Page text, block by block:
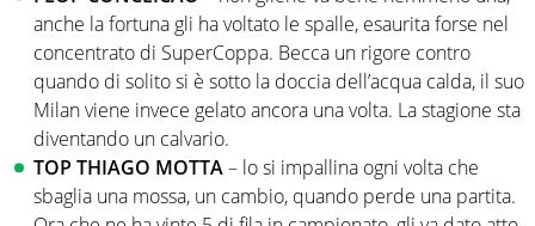
anche la fortuna gli ha voltato le spalle, esaurita forse nel
concentrato di SuperCoppa. Becca un rigore contro
quando di solito si è sotto la doccia dell’acqua calda, il suo
Milan viene invece gelato ancora una volta. La stagione sta
diventando un calvario.
TOP THIAGO MOTTA– lo si impallina ogni volta che
sbaglia una mossa, un cambio, quando perde una partita.